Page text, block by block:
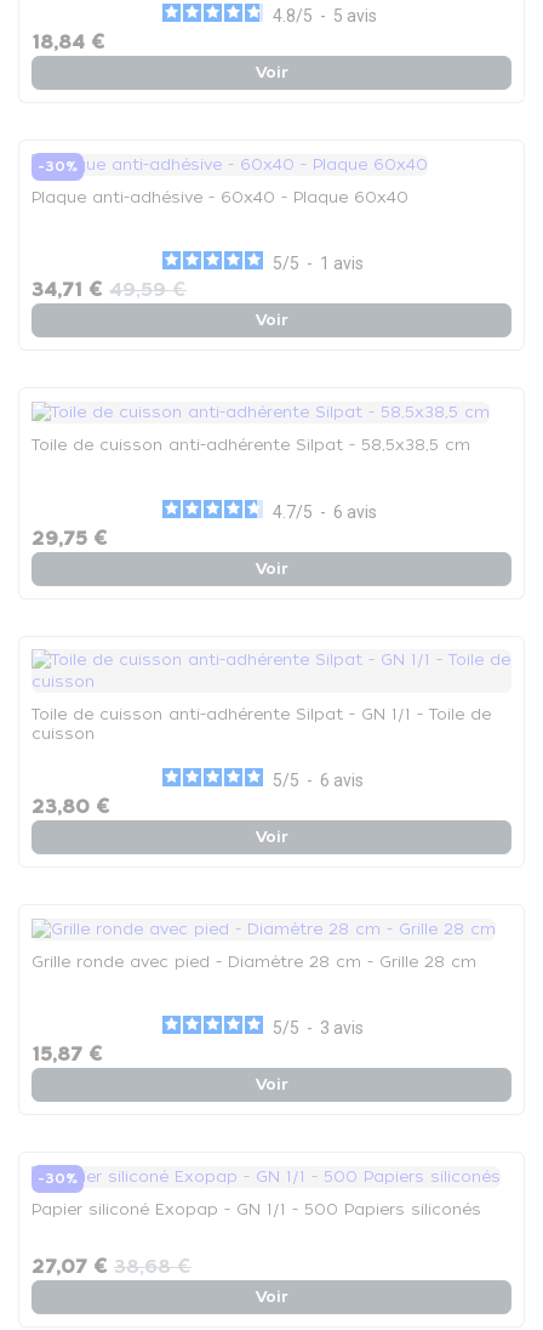
4.8/5 - 5 avis
18,84 €
Voir
-30%
Plaque anti-adhésive - 60x40 - Plaque 60x40
5/5 - 1 avis
34,71 € 49,59 €
Voir
Toile de cuisson anti-adhérente Silpat - 58,5x38,5 cm
4.7/5 - 6 avis
29,75 €
Voir
Toile de cuisson anti-adhérente Silpat - GN 1/1 - Toile de
cuisson
5/5 - 6 avis
23,80 €
Voir
Grille ronde avec pied - Diamètre 28 cm - Grille 28 cm
5/5 - 3 avis
15,87 €
Voir
-30%
Papier siliconé Exopap - GN 1/1 - 500 Papiers siliconés
27,07 € 38,68 €
Voir